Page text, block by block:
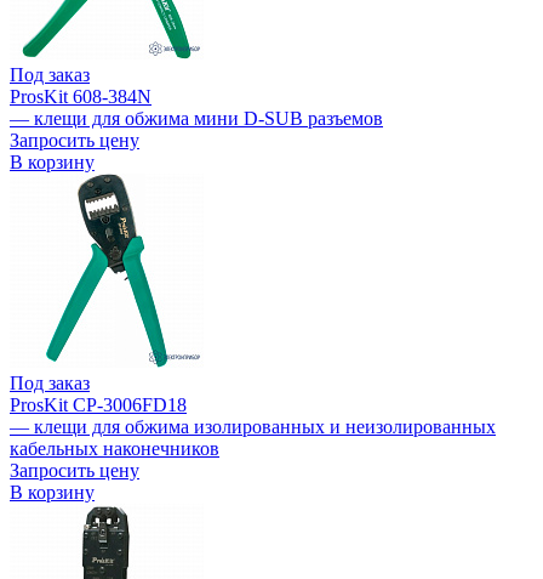
Под заказ
ProsKit 608-384N
— клещи для обжима мини D-SUB разъемов
Запросить цену
В корзину
Под заказ
ProsKit CP-3006FD18
— клещи для обжима изолированных и неизолированных
кабельных наконечников
Запросить цену
В корзину